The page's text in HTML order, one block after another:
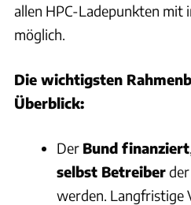
allen HPC-Ladepunkten mit
möglich.
Die wichtigsten
Überblick:
Der Bund finanziert
selbst Betreiber
werden. Langfristige